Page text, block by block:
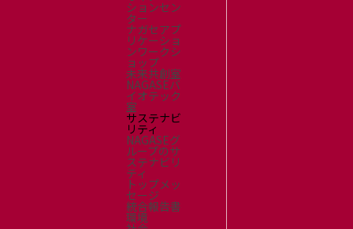
ションセン
ター
ナガセアプ
リケーショ
ンワークシ
ョップ
未来共創室
NAGASEバ
イオテック
室
サステナビ
リティ
NAGASEグ
ループのサ
ステナビリ
ティ
トップメッ
セージ
統合報告書
環境